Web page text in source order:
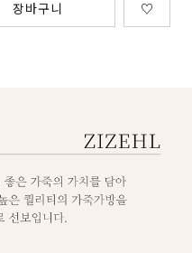
장바구니 ♡